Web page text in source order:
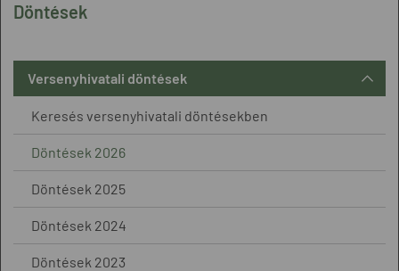
Döntések
Versenyhivatali döntések
Keresés versenyhivatali döntésekben
Döntések 2026
Döntések 2025
Döntések 2024
Döntések 2023